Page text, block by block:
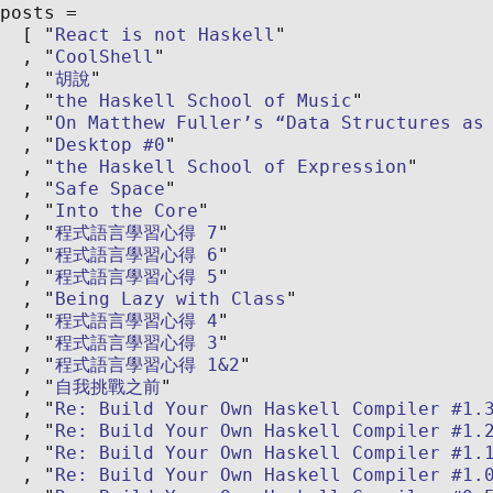
posts
React is not Haskell
CoolShell
胡說
the Haskell School of Music
On Matthew Fuller’s “Data Structures
Desktop #0
the Haskell School of Expression
Safe Space
Into the Core
程式語言學習心得 7
程式語言學習心得 6
程式語言學習心得 5
Being Lazy with Class
程式語言學習心得 4
程式語言學習心得 3
程式語言學習心得 1&2
自我挑戰之前
Re: Build Your Own Haskell Compiler #1.3
Re: Build Your Own Haskell Compiler #1.2
Re: Build Your Own Haskell Compiler #1.1
Re: Build Your Own Haskell Compiler #1.0